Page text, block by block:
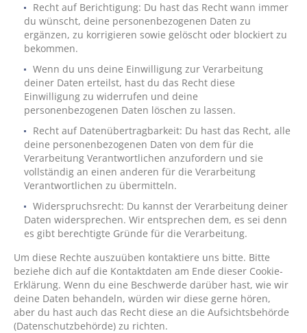
Recht auf Berichtigung: Du hast das Recht wann immer
du wünscht, deine personenbezogenen Daten zu
ergänzen, zu korrigieren sowie gelöscht oder blockiert zu
bekommen.
Wenn du uns deine Einwilligung zur Verarbeitung
deiner Daten erteilst, hast du das Recht diese
Einwilligung zu widerrufen und deine
personenbezogenen Daten löschen zu lassen.
Recht auf Datenübertragbarkeit: Du hast das Recht, alle
deine personenbezogenen Daten von dem für die
Verarbeitung Verantwortlichen anzufordern und sie
vollständig an einen anderen für die Verarbeitung
Verantwortlichen zu übermitteln.
Widerspruchsrecht: Du kannst der Verarbeitung deiner
Daten widersprechen. Wir entsprechen dem, es sei denn
es gibt berechtigte Gründe für die Verarbeitung.
Um diese Rechte auszuüben kontaktiere uns bitte. Bitte
beziehe dich auf die Kontaktdaten am Ende dieser Cookie-
Erklärung. Wenn du eine Beschwerde darüber hast, wie wir
deine Daten behandeln, würden wir diese gerne hören,
aber du hast auch das Recht diese an die Aufsichtsbehörde
(Datenschutzbehörde) zu richten.